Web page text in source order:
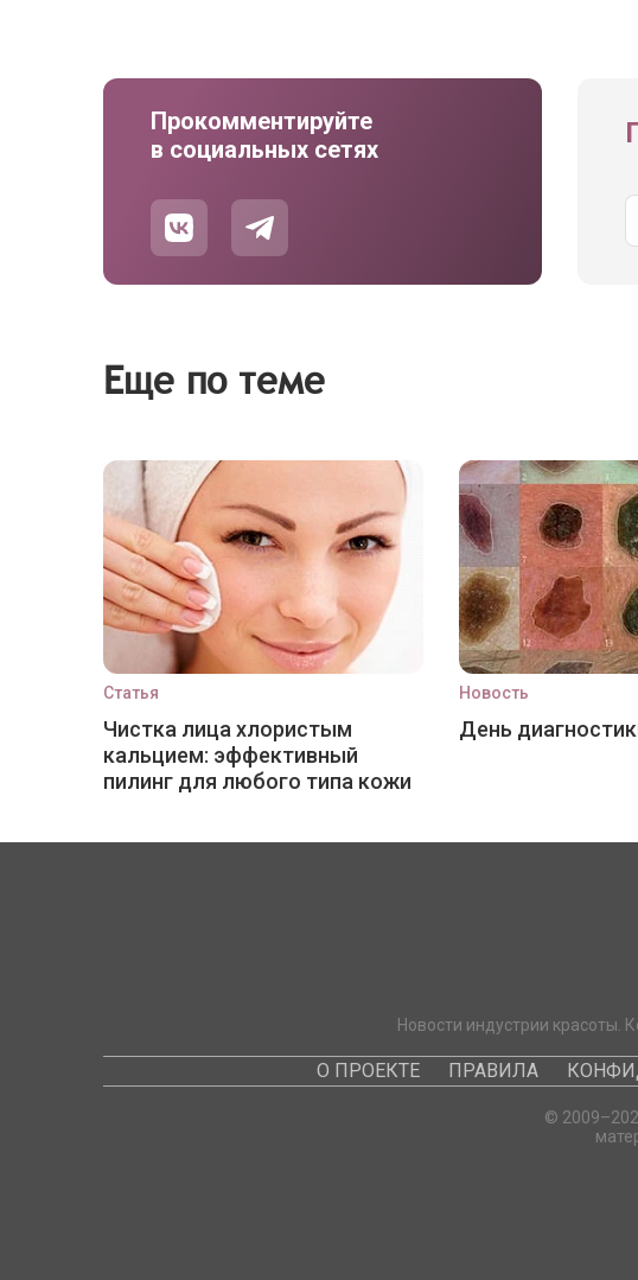
Прокомментируйте
в социальных сетях
Еще по теме
Статья
Чистка лица хлористым
кальцием: эффективный
пилинг для любого типа кожи
Новость
День
Новости индустрии красоты.
О ПРОЕКТЕ ПРАВИЛА
©